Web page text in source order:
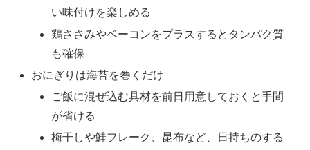
い味付けを楽しめる
鶏ささみやベーコンをプラスするとタンパク質
も確保
おにぎりは海苔を巻くだけ
ご飯に混ぜ込む具材を前日用意しておくと手間
が省ける
梅干しや鮭フレーク、昆布など、日持ちのする